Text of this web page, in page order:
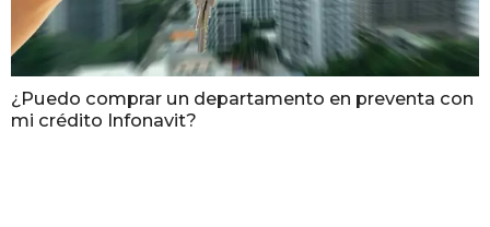
¿Puedo comprar un departamento en preventa con
mi crédito Infonavit?